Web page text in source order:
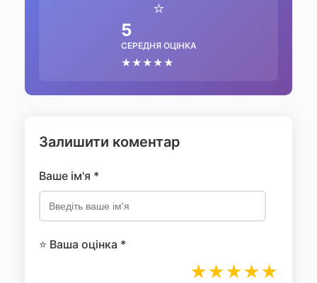
⭐
5
СЕРЕДНЯ ОЦІНКА
★★★★★
Залишити коментар
Ваше ім'я *
⭐ Ваша оцінка *
★
★
★
★
★